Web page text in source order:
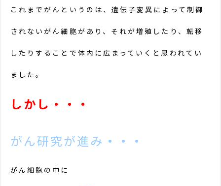
これまでがんというのは、遺伝子変異によって制御
されないがん細胞があり、それが増殖したり、転移
したりすることで体内に広まっていくと思われてい
ました。
しかし・・・
がん研究が進み ・・・
がん細胞の中に